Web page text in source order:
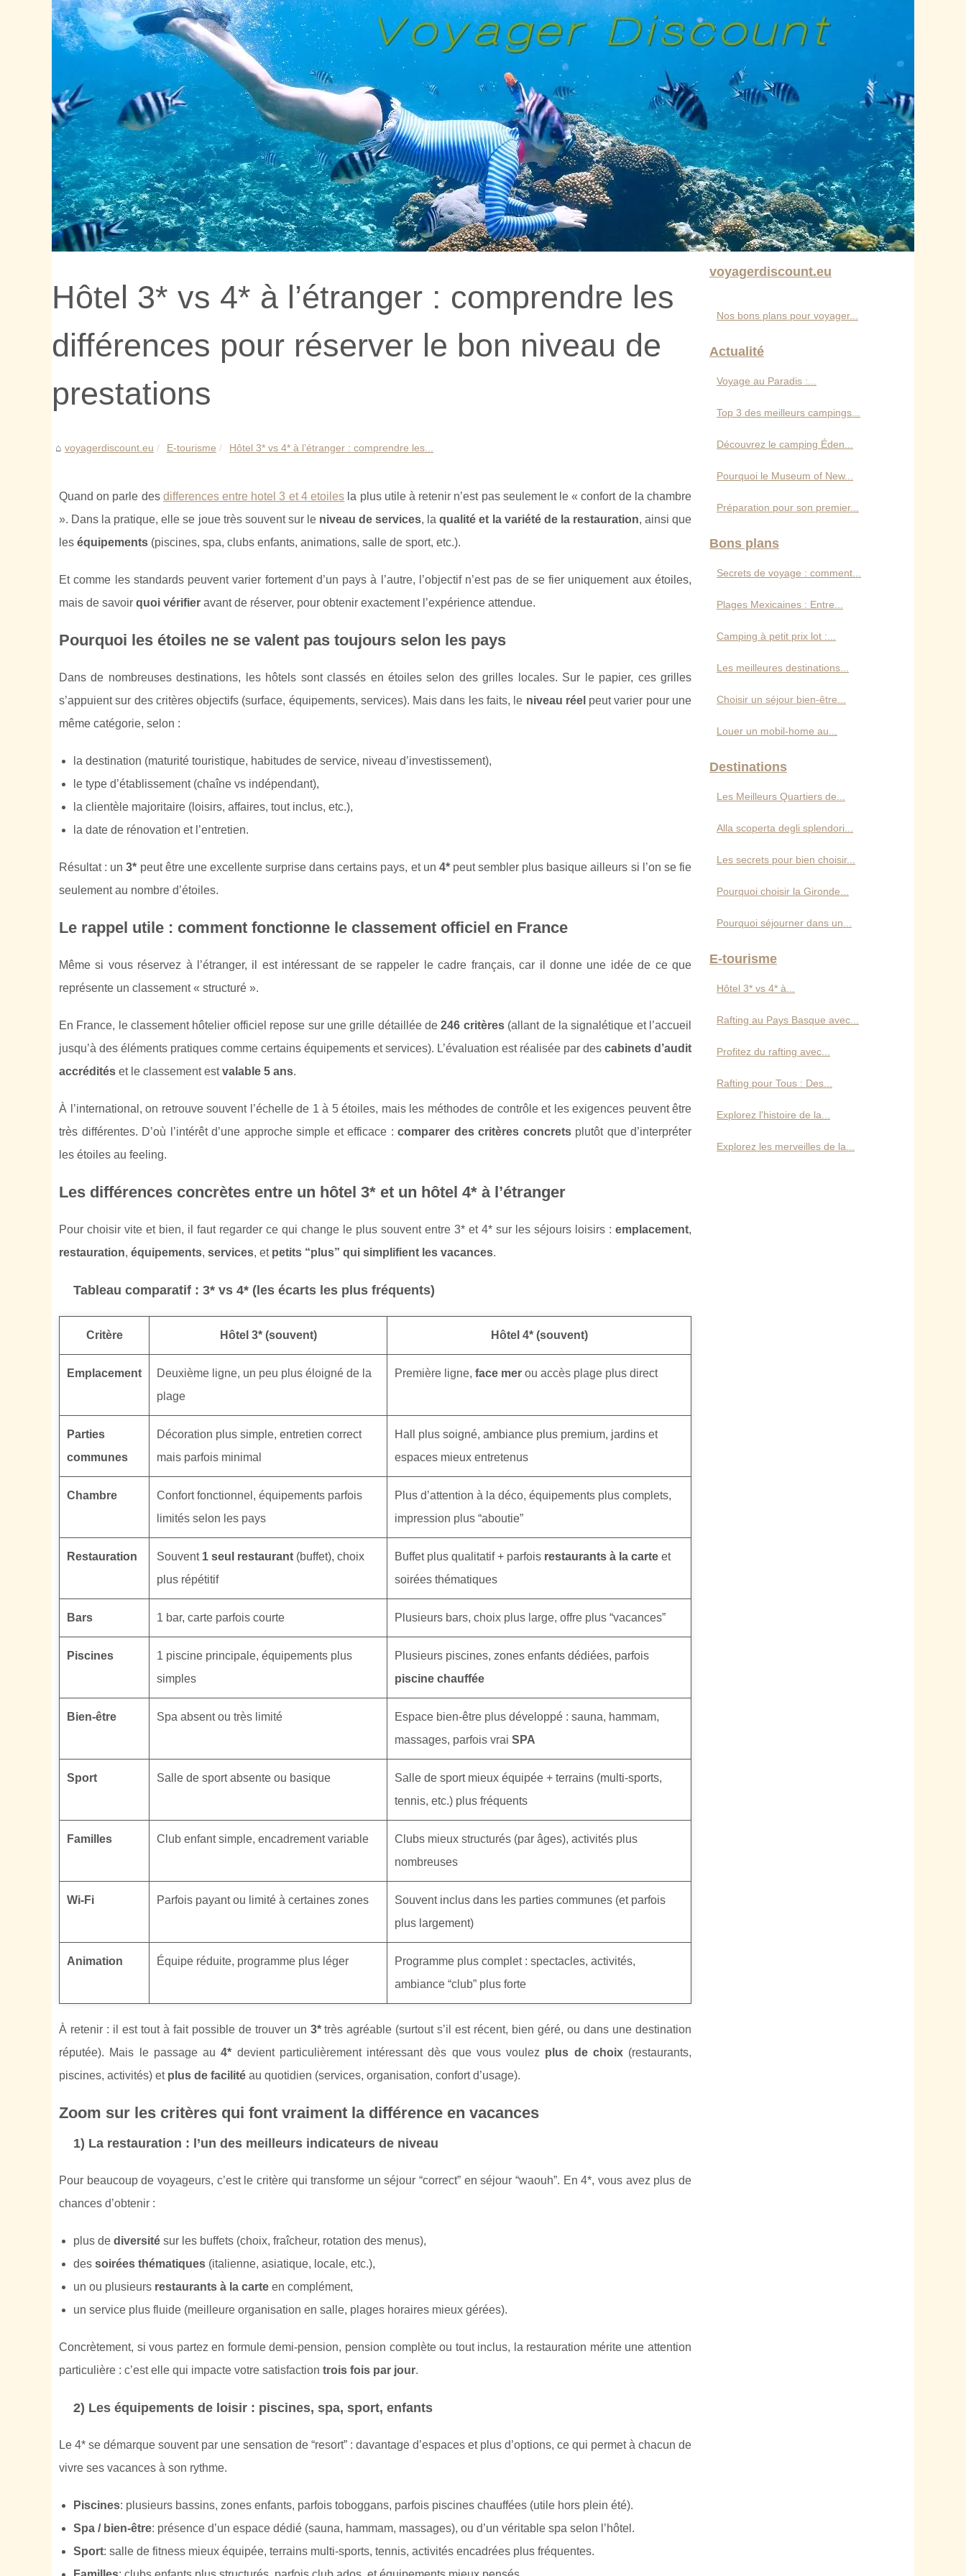
Hôtel 3* vs 4* à l’étranger : comprendre les
différences pour réserver le bon niveau de
prestations
voyagerdiscount.eu E-tourisme Hôtel 3* vs 4* à l’étranger : comprendre les...
Quand on parle des differences entre hotel 3 et 4 etoiles la plus utile à retenir n’est pas seulement le « confort de la chambre
». Dans la pratique, elle se joue très souvent sur le niveau de services, laqualité et la variété de la restauration, ainsi que
les équipements (piscines, spa, clubs enfants, animations, salle de sport, etc.).
Et comme les standards peuvent varier fortement d’un pays à l’autre, l’objectif n’est pas de se fier uniquement aux étoiles,
mais de savoir quoi vérifier avant de réserver, pour obtenir exactement l’expérience attendue.
Pourquoi les étoiles ne se valent pas toujours selon les pays
Dans de nombreuses destinations, les hôtels sont classés en étoiles selon des grilles locales. Sur le papier, ces grilles
s’appuient sur des critères objectifs (surface, équipements, services). Mais dans les faits, le niveau réel peut varier pour une
même catégorie, selon :
la destination (maturité touristique, habitudes de service, niveau d’investissement),
le type d’établissement (chaîne vs indépendant),
la clientèle majoritaire (loisirs, affaires, tout inclus, etc.),
la date de rénovation et l’entretien.
Résultat : un3* peut être une excellente surprise dans certains pays, et un 4*peut sembler plus basique ailleurs si l’on se fie
seulement au nombre d’étoiles.
Le rappel utile : comment fonctionne le classement officiel en France
Même si vous réservez à l’étranger, il est intéressant de se rappeler le cadre français, car il donne une idée de ce que
représente un classement « structuré ».
En France, le classement hôtelier officiel repose sur une grille détaillée de246 critères(allant de la signalétique et l’accueil
jusqu’à des éléments pratiques comme certains équipements et services). L’évaluation est réalisée par des cabinets d’audit
accrédités et le classement estvalable 5 ans.
À l’international, on retrouve souvent l’échelle de 1 à 5 étoiles, mais les méthodes de contrôle et les exigences peuvent être
très différentes. D’où l’intérêt d’une approche simple et efficace : comparer des critères concretsplutôt que d’interpréter
les étoiles au feeling.
Les différences concrètes entre un hôtel 3* et un hôtel 4* à l’étranger
Pour choisir vite et bien, il faut regarder ce qui change le plus souvent entre 3* et 4* sur les séjours loisirs : emplacement,
restauration, équipements, services, et petits “plus” qui simplifient les vacances.
Tableau comparatif : 3* vs 4* (les écarts les plus fréquents)
Critère Hôtel 3* (souvent) Hôtel 4* (souvent)
Emplacement
Deuxième ligne, un peu plus éloigné de la
plage
Première ligne, face mer ou accès plage plus direct
Parties
communes
Décoration plus simple, entretien correct
mais parfois minimal
Hall plus soigné, ambiance plus premium, jardins et
espaces mieux entretenus
Chambre
Confort fonctionnel, équipements parfois
limités selon les pays
Plus d’attention à la déco, équipements plus complets,
impression plus “aboutie”
Restauration Souvent 1 seul restaurant (buffet), choix
plus répétitif
Buffet plus qualitatif + parfois restaurants à la carte et
soirées thématiques
Bars 1 bar, carte parfois courte Plusieurs bars, choix plus large, offre plus “vacances”
Piscines
1 piscine principale, équipements plus
simples
Plusieurs piscines, zones enfants dédiées, parfois
piscine chauffée
Bien-être Spa absent ou très limité
Espace bien-être plus développé : sauna, hammam,
massages, parfois vrai SPA
Sport Salle de sport absente ou basique
Salle de sport mieux équipée + terrains (multi-sports,
tennis, etc.) plus fréquents
Familles Club enfant simple, encadrement variable
Clubs mieux structurés (par âges), activités plus
nombreuses
Wi‑Fi Parfois payant ou limité à certaines zones
Souvent inclus dans les parties communes (et parfois
plus largement)
Animation Équipe réduite, programme plus léger
Programme plus complet : spectacles, activités,
ambiance “club” plus forte
À retenir : il est tout à fait possible de trouver un 3*très agréable (surtout s’il est récent, bien géré, ou dans une destination
réputée). Mais le passage au4* devient particulièrement intéressant dès que vous voulez plus de choix(restaurants,
piscines, activités) et plus de facilité au quotidien (services, organisation, confort d’usage).
Zoom sur les critères qui font vraiment la différence en vacances
1) La restauration : l’un des meilleurs indicateurs de niveau
Pour beaucoup de voyageurs, c’est le critère qui transforme un séjour “correct” en séjour “waouh”. En 4*, vous avez plus de
chances d’obtenir :
plus de diversité sur les buffets (choix, fraîcheur, rotation des menus),
des soirées thématiques (italienne, asiatique, locale, etc.),
un ou plusieurs restaurants à la carte en complément,
un service plus fluide (meilleure organisation en salle, plages horaires mieux gérées).
Concrètement, si vous partez en formule demi-pension, pension complète ou tout inclus, la restauration mérite une attention
particulière : c’est elle qui impacte votre satisfaction trois fois par jour.
2) Les équipements de loisir : piscines, spa, sport, enfants
Le 4* se démarque souvent par une sensation de “resort” : davantage d’espaces et plus d’options, ce qui permet à chacun de
vivre ses vacances à son rythme.
Piscines: plusieurs bassins, zones enfants, parfois toboggans, parfois piscines chauffées (utile hors plein été).
Spa / bien-être: présence d’un espace dédié (sauna, hammam, massages), ou d’un véritable spa selon l’hôtel.
Sport: salle de fitness mieux équipée, terrains multi-sports, tennis, activités encadrées plus fréquentes.
voyagerdiscount.eu
Nos bons plans pour voyager...
Actualité
Voyage au Paradis :...
Top 3 des meilleurs campings...
Découvrez le camping Éden...
Pourquoi le Museum of New...
Préparation pour son premier...
Bons plans
Secrets de voyage : comment...
Plages Mexicaines : Entre...
Camping à petit prix lot :...
Les meilleures destinations...
Choisir un séjour bien-être...
Louer un mobil-home au...
Destinations
Les Meilleurs Quartiers de...
Alla scoperta degli splendori...
Les secrets pour bien choisir...
Pourquoi choisir la Gironde...
Pourquoi séjourner dans un...
E-tourisme
Hôtel 3* vs 4* à...
Rafting au Pays Basque avec...
Profitez du rafting avec...
Rafting pour Tous : Des...
Explorez l'histoire de la...
Explorez les merveilles de la...